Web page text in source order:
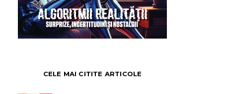
CELE MAI CITITE ARTICOLE